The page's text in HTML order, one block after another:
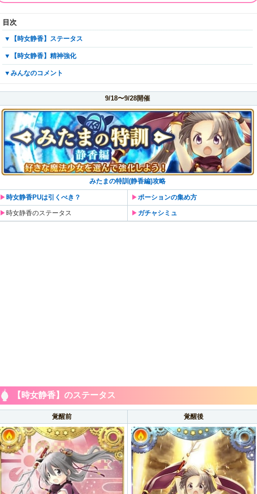
目次
▼【時女静香】ステータス
▼【時女静香】精神強化
▼みんなのコメント
9/18〜9/28開催
みたまの特訓(静香編)攻略
▶︎時女静香PUは引くべき？ ▶︎ ポーションの集め方
▶︎時女静香のステータス ▶︎ ガチャシミュ
【時女静香】のステータス
覚醒前 覚醒後